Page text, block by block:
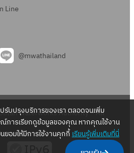
Line
@mwathailand
Waterworks Authority – All
รับปรุงบริการของเรา ตลอดจนเพิ่ม
การเรียกดูข้อมูลของคุณ หากคุณใช้งาน
ยอมให้มีการใช้งานคุกกี้เรียนรู้เพิ่มเติมที่นี่